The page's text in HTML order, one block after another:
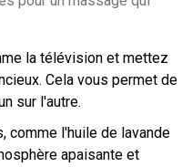
la télévision et mettez
Cela vous permet de
sur l'autre.
comme l'huile de lavande
apaisante et